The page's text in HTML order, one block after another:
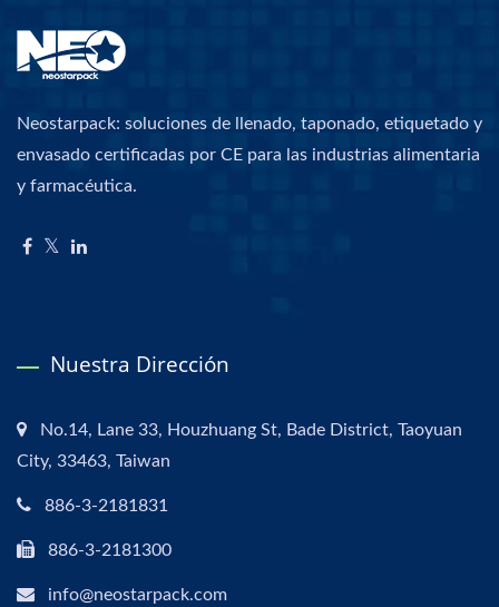
Neostarpack: soluciones de llenado, taponado, etiquetado y
envasado certificadas por CE para las industrias alimentaria
y farmacéutica.
Nuestra Dirección
No.14, Lane 33, Houzhuang St, Bade District, Taoyuan
City, 33463, Taiwan
886-3-2181831
886-3-2181300
info@neostarpack.com